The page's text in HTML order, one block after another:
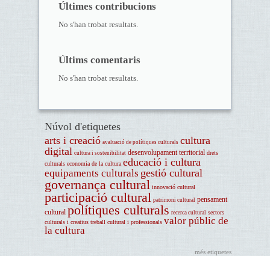
Últimes contribucions
No s'han trobat resultats.
Últims comentaris
No s'han trobat resultats.
Núvol d'etiquetes
arts i creació avaluació de polítiques culturals cultura
digital cultura i sostenibilitat desenvolupament territorial drets
culturals economia de la cultura educació i cultura
equipaments culturals gestió cultural
governança cultural innovació cultural
participació cultural patrimoni cultural pensament
cultural polítiques culturals recerca cultural sectors
culturals i creatius treball cultural i professionals valor públic de
la cultura
més etiquetes